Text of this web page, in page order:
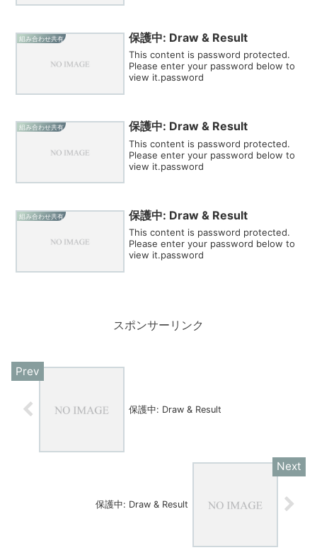
組み合わせ共有 保護中: Draw & Result
This content is password protected.
Please enter your password below to
view it.password
組み合わせ共有 保護中: Draw & Result
This content is password protected.
Please enter your password below to
view it.password
組み合わせ共有 保護中: Draw & Result
This content is password protected.
Please enter your password below to
view it.password
スポンサーリンク
保護中: Draw & Result
保護中: Draw & Result